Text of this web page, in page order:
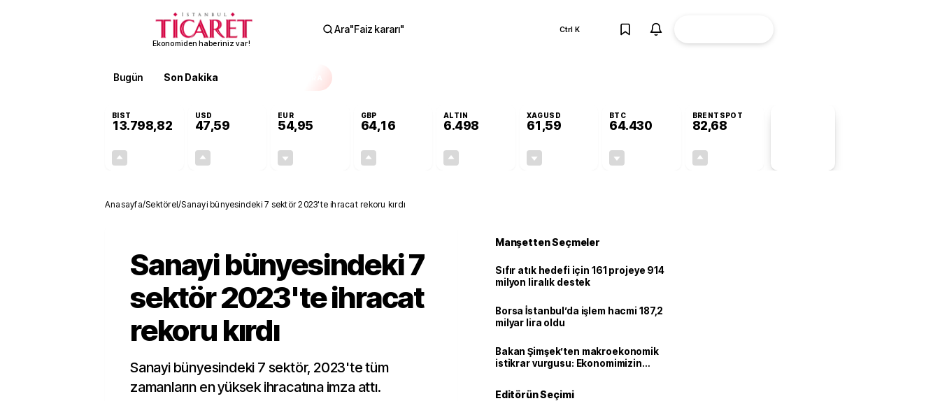
Ekonomiden haberiniz var!
Ara"Faiz kararı" Ctrl K
Bugün Son Dakika
BIST
13.798,82
USD
47,59
EUR
54,95
GBP
64,16
ALTIN
6.498
XAGUSD
61,59
BTC
64.430
BRENTSPOT
82,68
Anasayfa/Sektörel/Sanayi bünyesindeki 7 sektör 2023'te ihracat rekoru kırdı
Sanayi bünyesindeki 7
sektör 2023'te ihracat
rekoru kırdı
Sanayi bünyesindeki 7 sektör, 2023'te tüm
zamanların en yüksek ihracatına imza attı.
Manşetten Seçmeler
Sıfır atık hedefi için 161 projeye 914
milyon liralık destek
Borsa İstanbul’da işlem hacmi 187,2
milyar lira oldu
Bakan Şimşek’ten makroekonomik
istikrar vurgusu: Ekonomimizin
Editörün Seçimi